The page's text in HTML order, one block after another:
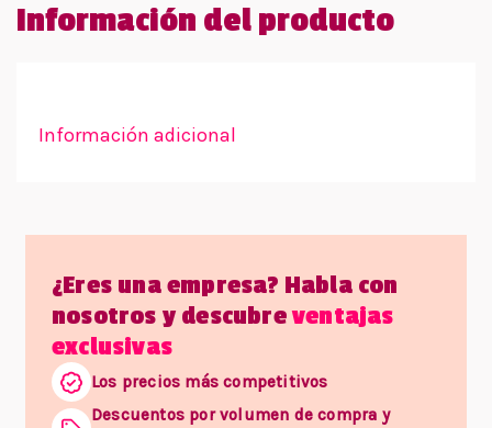
Información del producto
Información adicional
¿Eres una empresa? Habla con
nosotros y descubreventajas
exclusivas
Los precios más competitivos
Descuentos por volumen de compra y